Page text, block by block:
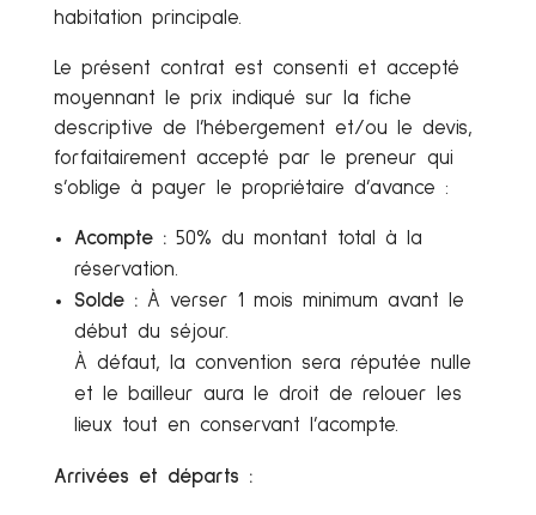
habitation principale.
Le présent contrat est consenti et accepté
moyennant le prix indiqué sur la fiche
descriptive de l’hébergement et/ou le devis,
forfaitairement accepté par le preneur qui
s’oblige à payer le propriétaire d’avance :
Acompte :50% du montant total à la
réservation.
Solde :À verser 1 mois minimum avant le
début du séjour.
À défaut, la convention sera réputée nulle
et le bailleur aura le droit de relouer les
lieux tout en conservant l’acompte.
Arrivées et départs :